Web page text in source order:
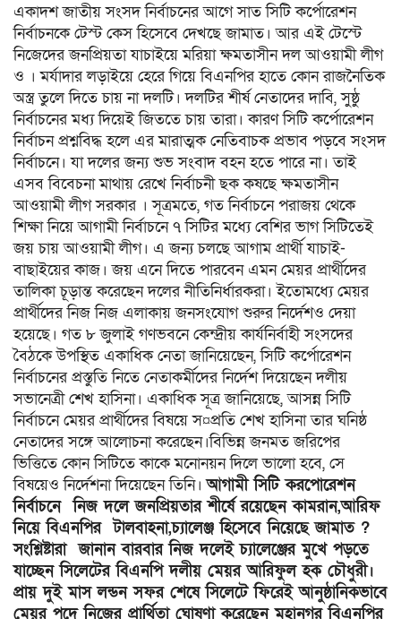
একাদশ জাতীয় সংসদ নির্বাচনের আগে সাত সিটি কর্পোরেশন
নির্বাচনকে টেস্ট কেস হিসেবে দেখছে জামাত। আর এই টেস্টে
নিজেদের জনপ্রিয়তা যাচাইয়ে মরিয়া ক্ষমতাসীন দল আওয়ামী লীগ
ও । মর্যাদার লড়াইয়ে হেরে গিয়ে বিএনপির হাতে কোন রাজনৈতিক
অস্ত্র তুলে দিতে চায় না দলটি। দলটির শীর্ষ নেতাদের দাবি, সুষ্ঠু
নির্বাচনের মধ্য দিয়েই জিততে চায় তারা। কারণ সিটি কর্পোরেশন
নির্বাচন প্রশ্নবিদ্ধ হলে এর মারাত্মক নেতিবাচক প্রভাব পড়বে সংসদ
নির্বাচনে। যা দলের জন্য শুভ সংবাদ বহন হতে পারে না। তাই
এসব বিবেচনা মাথায় রেখে নির্বাচনী ছক কষছে ক্ষমতাসীন
আওয়ামী লীগ সরকার । সূত্রমতে, গত নির্বাচনে পরাজয় থেকে
শিক্ষা নিয়ে আগামী নির্বাচনে ৭ সিটির মধ্যে বেশির ভাগ সিটিতেই
জয় চায় আওয়ামী লীগ। এ জন্য চলছে আগাম প্রার্থী যাচাই-
বাছাইয়ের কাজ। জয় এনে দিতে পারবেন এমন মেয়র প্রার্থীদের
তালিকা চূড়ান্ত করেছেন দলের নীতিনির্ধারকরা। ইতোমধ্যে মেয়র
প্রার্থীদের নিজ নিজ এলাকায় জনসংযোগ শুরুর নির্দেশও দেয়া
হয়েছে। গত ৮ জুলাই গণভবনে কেন্দ্রীয় কার্যনির্বাহী সংসদের
বৈঠকে উপস্থিত একাধিক নেতা জানিয়েছেন, সিটি কর্পোরেশন
নির্বাচনের প্রস্তুতি নিতে নেতাকর্মীদের নির্দেশ দিয়েছেন দলীয়
সভানেত্রী শেখ হাসিনা। একাধিক সূত্র জানিয়েছে, আসন্ন সিটি
নির্বাচনে মেয়র প্রার্থীদের বিষয়ে স¤প্রতি শেখ হাসিনা তার ঘনিষ্ঠ
নেতাদের সঙ্গে আলোচনা করেছেন।বিভিন্ন জনমত জরিপের
ভিত্তিতে কোন সিটিতে কাকে মনোনয়ন দিলে ভালো হবে, সে
বিষয়েও নির্দেশনা দিয়েছেন তিনি।আগামী সিটি করপোরেশন
নির্বাচনে নিজ দলে জনপ্রিয়তার শীর্ষে রয়েছেন কামরান,আরিফ
নিয়ে বিএনপির টালবাহনা,চ্যালেঞ্জ হিসেবে নিয়েছে জামাত ?
সংশ্লিষ্টারা জানান বারবারনিজ দলেই চ্যালেঞ্জের মুখে পড়তে
যাচ্ছেন সিলেটের বিএনপি দলীয় মেয়র আরিফুল হক চৌধুরী।
প্রায় দুই মাস লন্ডন সফর শেষে সিলেটে ফিরেই আনুষ্ঠানিকভাবে
মেয়র পদে নিজের প্রার্থিতা ঘোষণা করেছেন মহানগর বিএনপির